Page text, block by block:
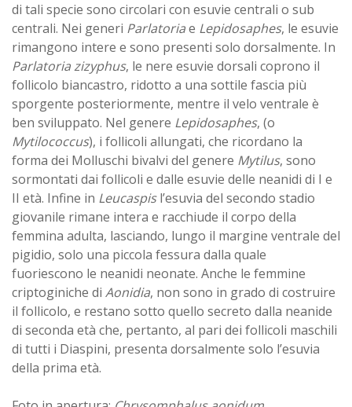
di tali specie sono circolari con esuvie centrali o sub
centrali. Nei generi Parlatoriae Lepidosaphes, le esuvie
rimangono intere e sono presenti solo dorsalmente. In
Parlatoria zizyphus, le nere esuvie dorsali coprono il
follicolo biancastro, ridotto a una sottile fascia più
sporgente posteriormente, mentre il velo ventrale è
ben sviluppato. Nel genere Lepidosaphes, (o
Mytilococcus), i follicoli allungati, che ricordano la
forma dei Molluschi bivalvi del genere Mytilus, sono
sormontati dai follicoli e dalle esuvie delle neanidi di I e
II età. Infine in Leucaspisl’esuvia del secondo stadio
giovanile rimane intera e racchiude il corpo della
femmina adulta, lasciando, lungo il margine ventrale del
pigidio, solo una piccola fessura dalla quale
fuoriescono le neanidi neonate. Anche le femmine
criptoginiche di Aonidia, non sono in grado di costruire
il follicolo, e restano sotto quello secreto dalla neanide
di seconda età che, pertanto, al pari dei follicoli maschili
di tutti i Diaspini, presenta dorsalmente solo l’esuvia
della prima età.